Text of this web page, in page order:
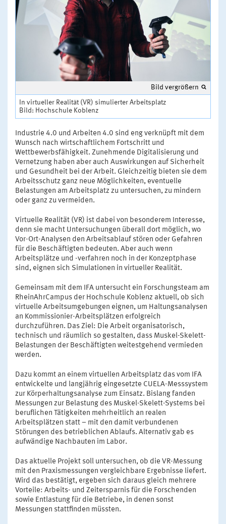
Bild vergrößern
In virtueller Realität (VR) simulierter Arbeitsplatz
Bild: Hochschule Koblenz
Industrie 4.0 und Arbeiten 4.0 sind eng verknüpft mit dem
Wunsch nach wirtschaftlichem Fortschritt und
Wettbewerbsfähigkeit. Zunehmende Digitalisierung und
Vernetzung haben aber auch Auswirkungen auf Sicherheit
und Gesundheit bei der Arbeit. Gleichzeitig bieten sie dem
Arbeitsschutz ganz neue Möglichkeiten, eventuelle
Belastungen am Arbeitsplatz zu untersuchen, zu mindern
oder ganz zu vermeiden.
Virtuelle Realität (VR) ist dabei von besonderem Interesse,
denn sie macht Untersuchungen überall dort möglich, wo
Vor-Ort-Analysen den Arbeitsablauf stören oder Gefahren
für die Beschäftigten bedeuten. Aber auch wenn
Arbeitsplätze und -verfahren noch in der Konzeptphase
sind, eignen sich Simulationen in virtueller Realität.
Gemeinsam mit dem IFA untersucht ein Forschungsteam am
RheinAhrCampus der Hochschule Koblenz aktuell, ob sich
virtuelle Arbeitsumgebungen eignen, um Haltungsanalysen
an Kommissionier-Arbeitsplätzen erfolgreich
durchzuführen. Das Ziel: Die Arbeit organisatorisch,
technisch und räumlich so gestalten, dass Muskel-Skelett-
Belastungen der Beschäftigten weitestgehend vermieden
werden.
Dazu kommt an einem virtuellen Arbeitsplatz das vom IFA
entwickelte und langjährig eingesetzte CUELA-Messsystem
zur Körperhaltungsanalyse zum Einsatz. Bislang fanden
Messungen zur Belastung des Muskel-Skelett-Systems bei
beruflichen Tätigkeiten mehrheitlich an realen
Arbeitsplätzen statt – mit den damit verbundenen
Störungen des betrieblichen Ablaufs. Alternativ gab es
aufwändige Nachbauten im Labor.
Das aktuelle Projekt soll untersuchen, ob die VR-Messung
mit den Praxismessungen vergleichbare Ergebnisse liefert.
Wird das bestätigt, ergeben sich daraus gleich mehrere
Vorteile: Arbeits- und Zeitersparnis für die Forschenden
sowie Entlastung für die Betriebe, in denen sonst
Messungen stattfinden müssten.